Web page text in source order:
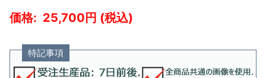
25,700
特記事項